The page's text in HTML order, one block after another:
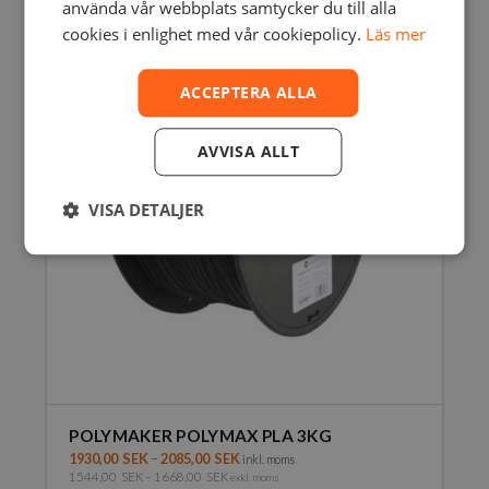
har
flera
produktsidan
POLYMAKER POLYMAX PLA 3KG
1930,00 SEK–2085,00 SEK inkl. moms
1544,00 SEK – 1668,00 SEK exkl. moms
använda vår webbplats samtycker du till alla
cookies i enlighet med vår cookiepolicy. Läs mer
ACCEPTERA ALLA
AVVISA ALLT
VISA DETALJER